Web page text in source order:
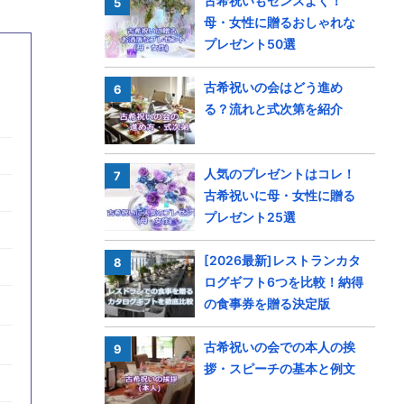
母・女性に贈るおしゃれな
プレゼント50選
古希祝いの会はどう進め
る？流れと式次第を紹介
人気のプレゼントはコレ！
古希祝いに母・女性に贈る
プレゼント25選
[2026最新]レストランカタ
ログギフト6つを比較！納得
の食事券を贈る決定版
古希祝いの会での本人の挨
拶・スピーチの基本と例文